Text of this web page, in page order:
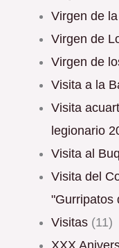
Virgen de
Virgen de
Virgen de
Visita a la
Visita acuartelamiento Ronda, sábado
legionario
Visita al
Visita del Coronel Base aérea de Málaga a
"Gurripatos
Visitas (11)
XXX Aniversario Subdelegación de Defesa-